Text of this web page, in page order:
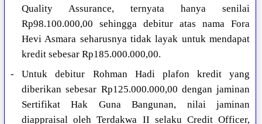
Quality Assurance, ternyata hanya senilai
Rp98.100.000,00 sehingga debitur atas nama Fora
Hevi Asmara seharusnya tidak layak untuk mendapat
kredit sebesar Rp185.000.000,00.
- Untuk debitur Rohman Hadi plafon kredit yang
diberikan sebesar Rp125.000.000,00 dengan jaminan
Sertifikat Hak Guna Bangunan, nilai jaminan
diappraisal oleh Terdakwa II selaku Credit Officer,